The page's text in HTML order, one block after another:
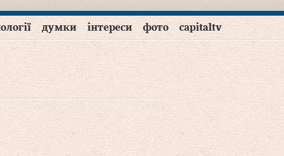
думки інтереси фото capitaltv